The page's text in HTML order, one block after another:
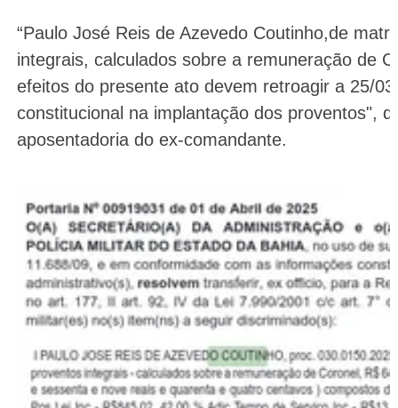
“Paulo José Reis de Azevedo Coutinho,de
integrais, calculados sobre a remuneração de
efeitos do presente ato devem retroagir a 25/
constitucional na implantação dos proventos",
aposentadoria do ex-comandante.